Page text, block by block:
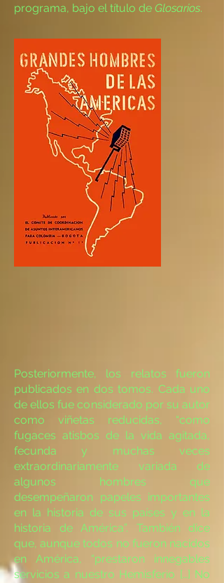
programa, bajo el título de Glosarios.
Posteriormente, los relatos fueron
publicados en dos tomos. Cada uno
de ellos fue considerado por su autor
como viñetas reducidas, “como
fugaces atisbos de la vida agitada,
fecunda y muchas veces
extraordinariamente variada de
algunos hombres que
desempeñaron papeles importantes
en la historia de sus países y en la
historia de América”. También dice
que, aunque todos no fueron nacidos
en América, “prestaron innegables
servicios a nuestro Hemisferio […] No